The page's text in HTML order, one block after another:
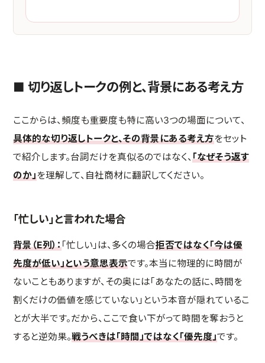
■ 切り返しトークの例と、背景にある考え方
ここからは、頻度も重要度も特に高い3つの場面について、
具体的な切り返しトークと、その背景にある考え方をセット
で紹介します。台詞だけを真似るのではなく、「なぜそう返す
のか」を理解して、自社商材に翻訳してください。
「忙しい」と言われた場合
背景（E列）：「忙しい」は、多くの場合拒否ではなく「今は優
先度が低い」という意思表示です。本当に物理的に時間が
ないこともありますが、その奥には「あなたの話に、時間を
割くだけの価値を感じていない」という本音が隠れているこ
とが大半です。だから、ここで食い下がって時間を奪おうと
すると逆効果。戦うべきは「時間」ではなく「優先度」です。